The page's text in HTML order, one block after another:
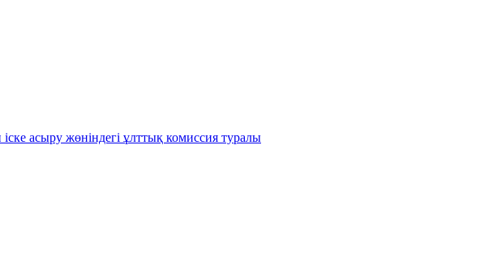
асыру жөніндегі ұлттық комиссия туралы